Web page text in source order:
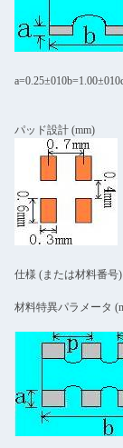
パッド設計 (mm)
仕様 (または材料番号
材料特異パラメータ